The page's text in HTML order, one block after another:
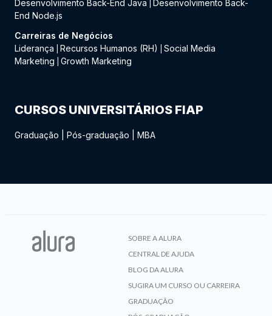
Desenvolvimento Back-End Java
Desenvolvimento Back-
End Node.js
Carreiras de Negócios
Liderança
Recursos Humanos (RH)
Social Media
Marketing
Growth Marketing
CURSOS UNIVERSITÁRIOS FIAP
Graduação Pós-graduação MBA
SOBRE A ALURA
CENTRAL DE AJUDA
BLOG DA ALURA
SUGIRA UM CURSO OU CARREIRA
GRADUAÇÃO